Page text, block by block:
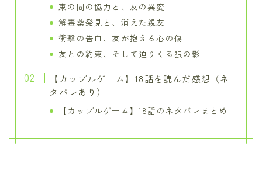
束の間の協力と、友の異変
解毒薬発見と、消えた親友
衝撃の告白、友が抱える心の傷
友との約束、そして迫りくる狼の影
【カップルゲーム】18話を読んだ感想（ネ
タバレあり）
【カップルゲーム】18話のネタバレまとめ